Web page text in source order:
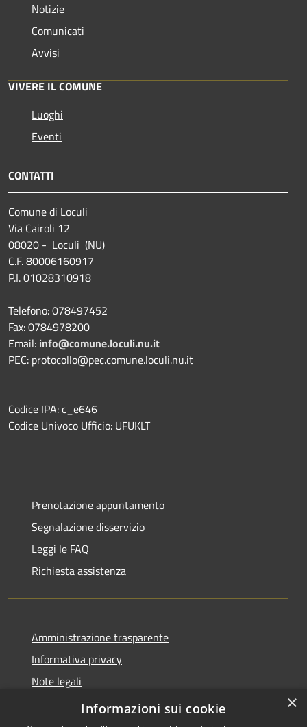
Notizie
Comunicati
Avvisi
VIVERE IL COMUNE
Luoghi
Eventi
CONTATTI
Comune di Loculi
Via Cairoli 12
08020 - Loculi (NU)
C.F. 80006160917
P.I. 01028310918
Telefono: 078497452
Fax: 0784978200
Email: info@comune.loculi.nu.it
PEC: protocollo@pec.comune.loculi.nu.it
Codice IPA: c_e646
Codice Univoco Ufficio: UFUKLT
Prenotazione appuntamento
Segnalazione disservizio
Leggi le FAQ
Richiesta assistenza
Amministrazione trasparente
Informativa privacy
Note legali
Dichiarazione di accessibilità
×
Informazioni sui cookie